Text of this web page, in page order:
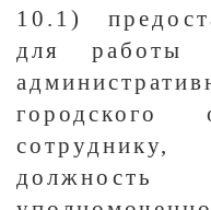
10.1)
для работы
городского